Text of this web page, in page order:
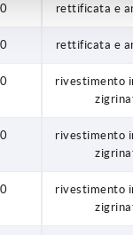
rettificata e
rettificata e
rivestimento
rivestimento
rivestimento